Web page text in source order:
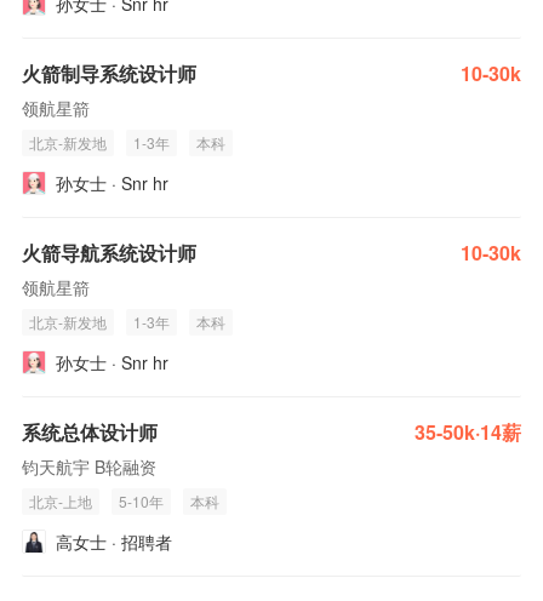
火箭制导系统设计师 10-30k
领航星箭
北京-新发地 1-3年 本科
孙女士 · Snr hr
火箭导航系统设计师 10-30k
领航星箭
北京-新发地 1-3年 本科
孙女士 · Snr hr
系统总体设计师 35-50k·14薪
钧天航宇 B轮融资
北京-上地 5-10年 本科
高女士 · 招聘者